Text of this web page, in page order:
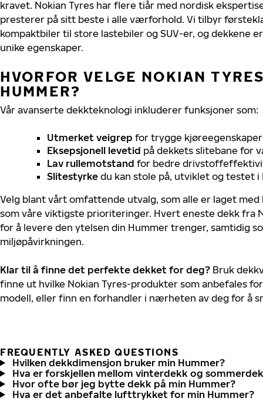
kravet. Nokian Tyres har flere tiår med nordisk
presterer på sitt beste i alle værforhold. Vi tilbyr
kompaktbiler til store lastebiler og SUV-er, og dekkene
unike egenskaper.
HVORFOR VELGE NOKIAN
HUMMER?
Vår avanserte dekkteknologi inkluderer funksjoner som:
Utmerket veigrep for trygge
Eksepsjonell levetid på dekkets slitebane for
Lav rullemotstand for bedre
Slitestyrke du kan stole på, utviklet og testet i
Velg blant vårt omfattende utvalg, som alle er laget
som våre viktigste prioriteringer. Hvert eneste dekk fra
for å levere den ytelsen din Hummer trenger, samtidig
miljøpåvirkningen.
Klar til å finne det perfekte dekket for deg? Bruk
finne ut hvilke Nokian Tyres-produkter som anbefales
modell, eller finn en forhandler i nærheten av deg for å
FREQUENTLY ASKED QUESTIONS
Hvilken dekkdimensjon bruker min Hummer?
Hva er forskjellen mellom vinterdekk og
Hvor ofte bør jeg bytte dekk på min Hummer?
Hva er det anbefalte lufttrykket for min Hummer?